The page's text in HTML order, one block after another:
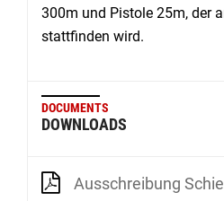
300m und Pistole 25m, der
stattfinden wird.
DOCUMENTS
DOWNLOADS
Ausschreibung Schiesskurs